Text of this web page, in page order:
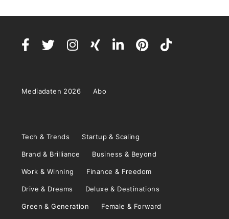
Mediadaten 2026 Abo
Tech & Trends Startup & Scaling
Brand & Brilliance Business & Beyond
Work & Winning Finance & Freedom
Drive & Dreams Deluxe & Destinations
Green & Generation Female & Forward